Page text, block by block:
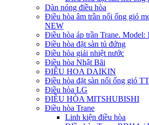
Dàn nóng điều hòa
Điều hòa âm trần nối ống gió
NEW
Điều hòa áp trần Trane.
Điều hòa đặt sàn tủ đứng
Điều hòa giải nhiệt nước
Điều hòa Nhật Bãi
ĐIÊU HOA DAIKIN
Điều hòa đặt sàn nối ống gió
Điều hòa LG
ĐIỀU HÒA MITSHUBISHI
Điều hòa Trane
Linh kiện điều hòa